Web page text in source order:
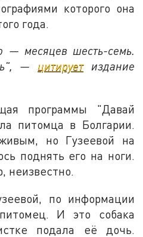
которого она
года.
— месяцев шесть-семь.
— цитируетиздание
программы "Давай
питомца в Болгарии.
но Гузеевой на
поднять его на ноги.
неизвестно.
по информации
И это собака
подала её дочь.